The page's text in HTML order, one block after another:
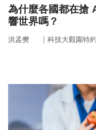
為什麼各國都在搶
響世界嗎？
洪孟樊 ｜ 科技大觀園特